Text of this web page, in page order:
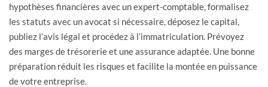
hypothèses financières avec un expert-comptable, formalisez
les statuts avec un avocat si nécessaire, déposez le capital,
publiez l’avis légal et procédez à l’immatriculation. Prévoyez
des marges de trésorerie et une assurance adaptée. Une bonne
préparation réduit les risques et facilite la montée en puissance
de votre entreprise.